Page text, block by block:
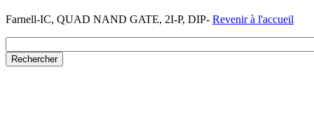
Farnell-IC, QUAD NAND GATE, 2I-P, DIP- Revenir à l'accueil